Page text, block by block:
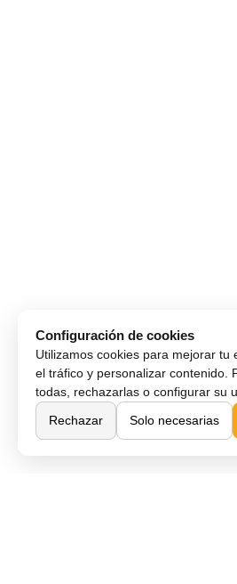
Configuración de cookies
Utilizamos cookies para mejorar tu
el tráfico y personalizar contenido.
todas, rechazarlas o configurar su
Rechazar
Solo necesarias